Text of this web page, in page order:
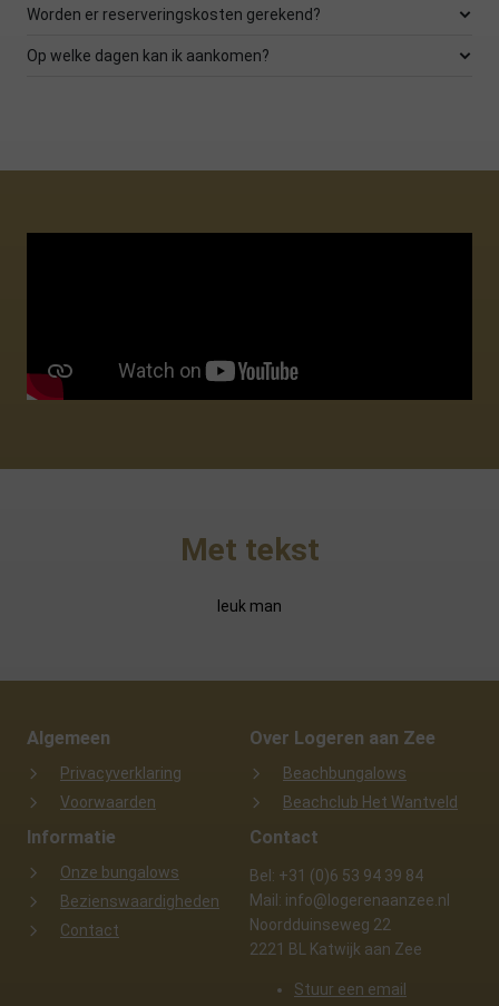
Worden er reserveringskosten gerekend?
Op welke dagen kan ik aankomen?
Met tekst
leuk man
Algemeen
Privacyverklaring
Voorwaarden
Over Logeren aan Zee
Beachbungalows
Beachclub Het Wantveld
Informatie
Onze bungalows
Bezienswaardigheden
Contact
Contact
Bel: +31 (0)6 53 94 39 84
Mail: info@logerenaanzee.nl
Noordduinseweg 22
2221 BL Katwijk aan Zee
Stuur een email